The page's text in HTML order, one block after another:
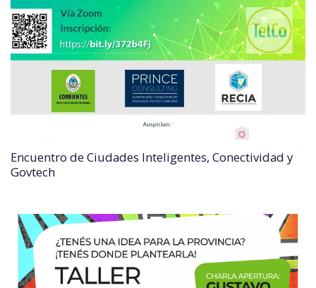
Encuentro de Ciudades Inteligentes, Conectividad y
Govtech